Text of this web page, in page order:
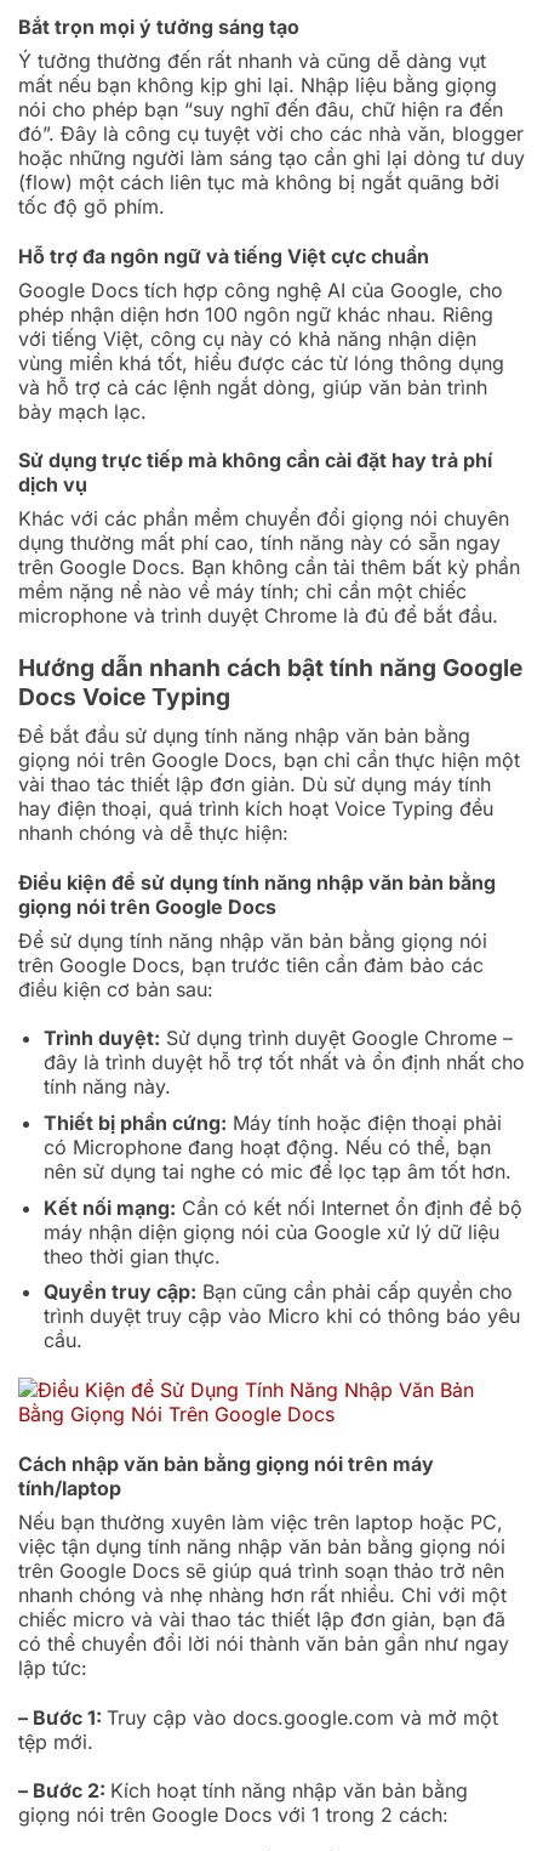
Bắt trọn mọi ý tưởng sáng tạo
Ý tưởng thường đến rất nhanh và cũng dễ dàng vụt
mất nếu bạn không kịp ghi lại. Nhập liệu bằng giọng
nói cho phép bạn “suy nghĩ đến đâu, chữ hiện ra đến
đó”. Đây là công cụ tuyệt vời cho các nhà văn, blogger
hoặc những người làm sáng tạo cần ghi lại dòng tư duy
(flow) một cách liên tục mà không bị ngắt quãng bởi
tốc độ gõ phím.
Hỗ trợ đa ngôn ngữ và tiếng Việt cực chuẩn
Google Docs tích hợp công nghệ AI của Google, cho
phép nhận diện hơn 100 ngôn ngữ khác nhau. Riêng
với tiếng Việt, công cụ này có khả năng nhận diện
vùng miền khá tốt, hiểu được các từ lóng thông dụng
và hỗ trợ cả các lệnh ngắt dòng, giúp văn bản trình
bày mạch lạc.
Sử dụng trực tiếp mà không cần cài đặt hay trả phí
dịch vụ
Khác với các phần mềm chuyển đổi giọng nói chuyên
dụng thường mất phí cao, tính năng này có sẵn ngay
trên Google Docs. Bạn không cần tải thêm bất kỳ phần
mềm nặng nề nào về máy tính; chỉ cần một chiếc
microphone và trình duyệt Chrome là đủ để bắt đầu.
Hướng dẫn nhanh cách bật tính năng Google
Docs Voice Typing
Để bắt đầu sử dụng tính năng nhập văn bản bằng
giọng nói trên Google Docs, bạn chỉ cần thực hiện một
vài thao tác thiết lập đơn giản. Dù sử dụng máy tính
hay điện thoại, quá trình kích hoạt Voice Typing đều
nhanh chóng và dễ thực hiện:
Điều kiện để sử dụng tính năng nhập văn bản bằng
giọng nói trên Google Docs
Để sử dụng tính năng nhập văn bản bằng giọng nói
trên Google Docs, bạn trước tiên cần đảm bảo các
điều kiện cơ bản sau:
Trình duyệt: Sử dụng trình duyệt Google Chrome –
đây là trình duyệt hỗ trợ tốt nhất và ổn định nhất cho
tính năng này.
Thiết bị phần cứng: Máy tính hoặc điện thoại phải
có Microphone đang hoạt động. Nếu có thể, bạn
nên sử dụng tai nghe có mic để lọc tạp âm tốt hơn.
Kết nối mạng: Cần có kết nối Internet ổn định để bộ
máy nhận diện giọng nói của Google xử lý dữ liệu
theo thời gian thực.
Quyền truy cập: Bạn cũng cần phải cấp quyền cho
trình duyệt truy cập vào Micro khi có thông báo yêu
cầu.
Cách nhập văn bản bằng giọng nói trên máy
tính/laptop
Nếu bạn thường xuyên làm việc trên laptop hoặc PC,
việc tận dụng tính năng nhập văn bản bằng giọng nói
trên Google Docs sẽ giúp quá trình soạn thảo trở nên
nhanh chóng và nhẹ nhàng hơn rất nhiều. Chỉ với một
chiếc micro và vài thao tác thiết lập đơn giản, bạn đã
có thể chuyển đổi lời nói thành văn bản gần như ngay
lập tức:
– Bước 1: Truy cập vào docs.google.com và mở một
tệp mới.
– Bước 2: Kích hoạt tính năng nhập văn bản bằng
giọng nói trên Google Docs với 1 trong 2 cách: